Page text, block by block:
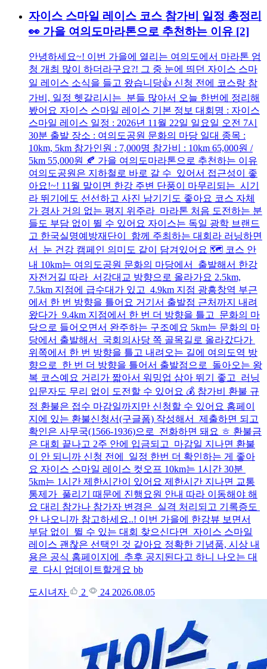
자이스 스마일 레이스 코스 참가비 일정 총정리
👀 가을 여의도마라톤으로 추천하는 이유 [2]
안녕하세요~! 이번 가을에 열리는 여의도에서 마라톤 엄
청 개최 많이 하더라구요?! 그 중 눈에 띄던 자이스 스마
일 레이스 소식을 들고 왔습니당👍 신청 전에 코스랑 참
가비, 일정 헷갈리시는 분들 많아서 오늘 한번에 정리해
봤어요 자이스 스마일 레이스 기본 정보 대회명 : 자이스
스마일 레이스 일정 : 2026년 11월 22일 일요일 오전 7시
30분 출발 장소 : 여의도공원 문화의 마당 일대 종목 :
10km, 5km 참가인원 : 7,000명 참가비 : 10km 65,000원 /
5km 55,000원 🍂 가을 여의도마라톤으로 추천하는 이유
여의도공원은 지하철로 바로 갈 수 있어서 접근성이 좋
아요!~! 11월 말이면 한강 주변 단풍이 마무리되는 시기
라 뛰기에도 선선하고 사진 남기기도 좋아요 코스 자체
가 경사 거의 없는 평지 위주라 마라톤 처음 도전하는 분
들도 부담 없이 뛸 수 있어요 자이스는 독일 광학 브랜드
고 한국실명예방재단이 함께 주최하는 대회라 러닝하면
서 눈 건강 캠페인 의미도 같이 담겨있어요 🗺️ 코스 안
내 10km는 여의도공원 문화의 마당에서 출발해서 한강
자전거길 따라 서강대교 방향으로 올라가요 2.5km,
7.5km 지점에 급수대가 있고 4.9km 지점 광흥창역 부근
에서 한 번 방향을 틀어요 거기서 출발점 근처까지 내려
왔다가 9.4km 지점에서 한 번 더 방향을 틀고 문화의 마
당으로 들어오면서 완주하는 구조예요 5km는 문화의 마
당에서 출발해서 국회의사당 쪽 골목길로 올라갔다가
위쪽에서 한 번 방향을 틀고 내려오는 길에 여의도역 방
향으로 한 번 더 방향을 틀어서 출발점으로 돌아오는 왕
복 코스예요 거리가 짧아서 워밍업 삼아 뛰기 좋고 러닝
입문자도 무리 없이 도전할 수 있어요 💰 참가비 환불 규
정 환불은 접수 마감일까지만 신청할 수 있어요 홈페이
지에 있는 환불신청서(구글폼) 작성해서 제출하면 되고
확인은 사무국(1566-1936)으로 전화하면 돼요 ㅎ 환불금
은 대회 끝나고 2주 안에 입금되고 마감일 지나면 환불
이 안 되니까 신청 전에 일정 한번 더 확인하는 게 좋아
요 자이스 스마일 레이스 컷오프 10km는 1시간 30분
5km는 1시간 제한시간이 있어요 제한시간 지나면 교통
통제가 풀리기 때문에 진행요원 안내 따라 이동해야 해
요 대리 참가나 참가자 변경은 실격 처리되고 기록증도
안 나오니까 참고하세요..! 이번 가을에 한강뷰 보면서
부담 없이 뛸 수 있는 대회 찾으신다면 자이스 스마일
레이스 괜찮은 선택인 것 같아요 정확한 기념품, 시상 내
용은 공식 홈페이지에 추후 공지된다고 하니 나오는 대
로 다시 업데이트할게요 bb
도시녀자 2 24 2026.08.05